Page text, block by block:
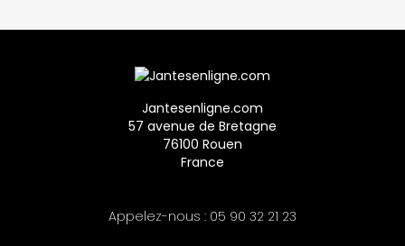
Jantesenligne.com
57 avenue de Bretagne
76100 Rouen
France
Appelez-nous : 05 90 32 21 23